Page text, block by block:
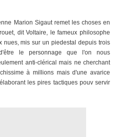
Marion Sigaut remet les choses en
dit Voltaire, le fameux philosophe
nues, mis sur un piedestal depuis trois
le personnage que l'on nous
anti-clérical mais ne cherchant
à millions mais d'une avarice
les pires tactiques pouv servir